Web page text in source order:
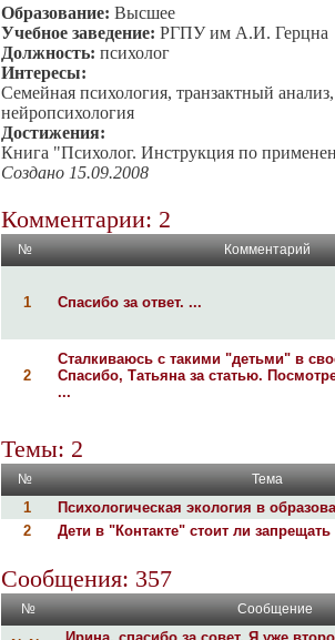
Образование: Высшее
Учебное заведение: РГПУ им А.И. Герцна
Должность: психолог
Интересы:
Семейная психология, транзактный
нейропсихология
Достижения:
Книга "Психолог. Инструкция по
Создано 15.09.2008
Комментарии: 2
№ Комментарий
1 Спасибо за ответ. ...
2
Сталкиваюсь с такими "детьми" в
Спасибо, Татьяна за статью.
...
Темы: 2
№ Тема
1 Психологическая экология в
2
Дети в "Контакте" стоит ли запрещать
Сообщения: 357
№ Сообщение